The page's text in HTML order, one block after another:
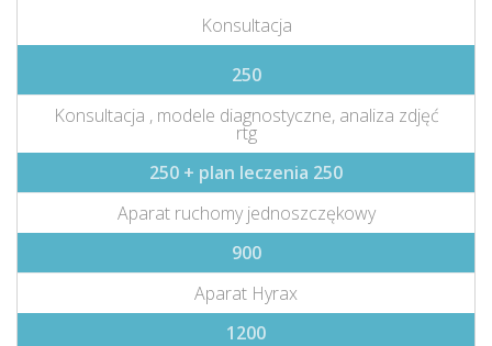
Konsultacja
250
Konsultacja , modele diagnostyczne, analiza zdjęć
rtg
250 + plan leczenia 250
Aparat ruchomy jednoszczękowy
900
Aparat Hyrax
1200